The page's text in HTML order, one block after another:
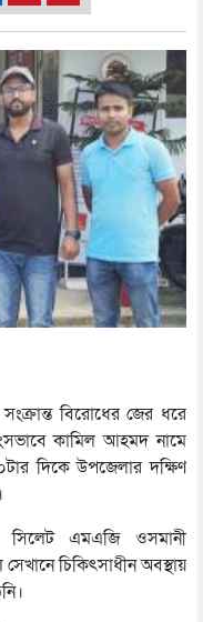
বিরোধের জের ধরে
কামিল আহমদ নামে
দিকে উপজেলার দক্ষিণ
এমএজি ওসমানী
চিকিৎসাধীন অবস্থায়